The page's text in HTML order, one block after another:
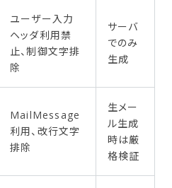
ユーザー入力
ヘッダ利用禁
止、制御文字排
除
サーバ
でのみ
生成
MailMessage
利用、改行文字
排除
生メー
ル生成
時は厳
格検証